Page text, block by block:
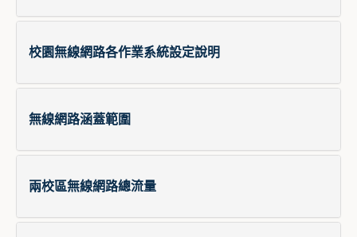
校園無線網路各作業系統設定說明
無線網路涵蓋範圍
兩校區無線網路總流量